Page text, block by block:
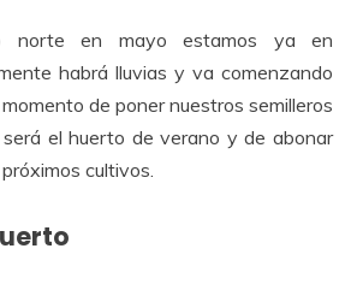
norte en mayo estamos ya en
habrá lluvias y va comenzando
de poner nuestros semilleros
el huerto de verano y de abonar
cultivos.